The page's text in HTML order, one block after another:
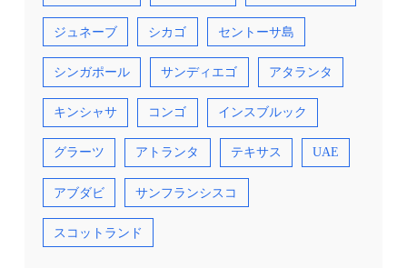
ジュネーブ シカゴ セントーサ島
シンガポール サンディエゴ アタランタ
キンシャサ コンゴ インスブルック
グラーツ アトランタ テキサス UAE
アブダビ サンフランシスコ
スコットランド